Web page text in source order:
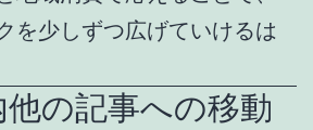
を少しずつ広げていけるは
の記事への移動